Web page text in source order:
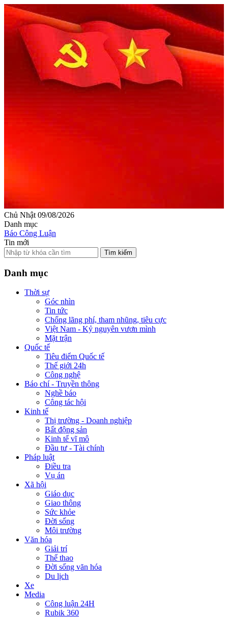
Chủ Nhật 09/08/2026
Danh mục
Báo Công Luận
Tin mới
Tìm kiếm
Danh mục
Thời sự
Góc nhìn
Tin tức
Chống lãng phí, tham nhũng, tiêu cực
Việt Nam - Kỷ nguyên vươn mình
Mặt trận
Quốc tế
Tiêu điểm Quốc tế
Thế giới 24h
Công nghệ
Báo chí - Truyền thông
Nghề báo
Công tác hội
Kinh tế
Thị trường - Doanh nghiệp
Bất động sản
Kinh tế vĩ mô
Đầu tư - Tài chính
Pháp luật
Điều tra
Vụ án
Xã hội
Giáo dục
Giao thông
Sức khỏe
Đời sống
Môi trường
Văn hóa
Giải trí
Thể thao
Đời sống văn hóa
Du lịch
Xe
Media
Công luận 24H
Rubik 360